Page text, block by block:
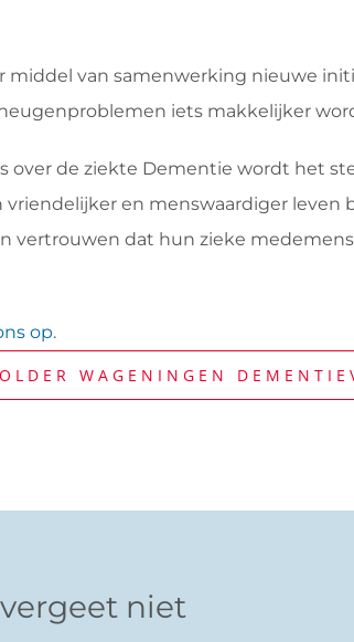
middel van samenwerking nieuwe
iets makkelijker
over de ziekte Dementie wordt het
vriendelijker en menswaardiger
vertrouwen dat hun zieke
op.
WAGENINGEN
niet